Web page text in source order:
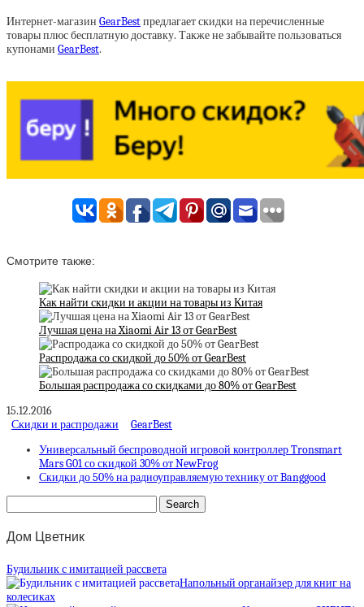
Интернет-магазин GearBestпредлагает скидки на перечисленные
товары плюс бесплатную доставку. Также не забывайте пользоваться
купонами GearBest.
Смотрите также:
Как найти скидки и акции на товары из Китая
Лучшая цена на Xiaomi Air 13 от GearBest
Распродажа со скидкой до 50% от GearBest
Большая распродажа со скидками до 80% от GearBest
15.12.2016
Скидки и распродажи
GearBest
Универсальный беспроводной игровой контроллер Tronsmart
Mars G01 со скидкой 30% от NewFrog
Скидки до 50% на радиоуправляемую технику от Banggood
Дом Цветник
Будильник с имитацией рассвета
Напольный органайзер для книг на
колесиках